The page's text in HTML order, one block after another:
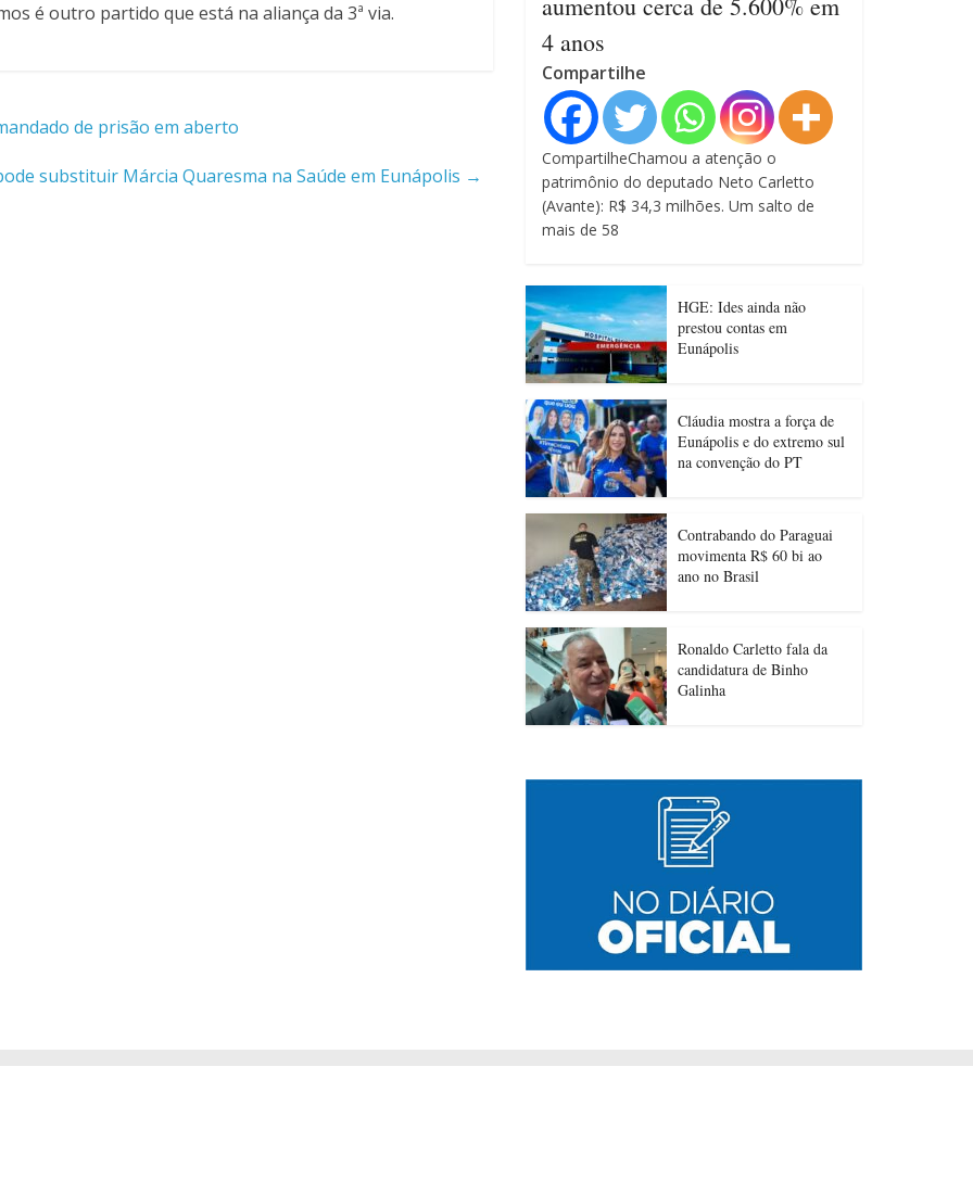
é outro partido que está na aliança da 3ª via.
de prisão em aberto
substituir Márcia Quaresma na Saúde em Eunápolis →
4 anos
Compartilhe
CompartilheChamou a atenção o
patrimônio do deputado Neto Carletto
(Avante): R$ 34,3 milhões. Um salto de
mais de 58
HGE: Ides ainda não
prestou contas em
Eunápolis
Cláudia mostra a força de
Eunápolis e do extremo sul
na convenção do PT
Contrabando do Paraguai
movimenta R$ 60 bi ao
ano no Brasil
Ronaldo Carletto fala da
candidatura de Binho
Galinha